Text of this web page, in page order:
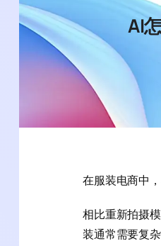
AI
在服装电商中
相比重新拍摄
装通常需要复